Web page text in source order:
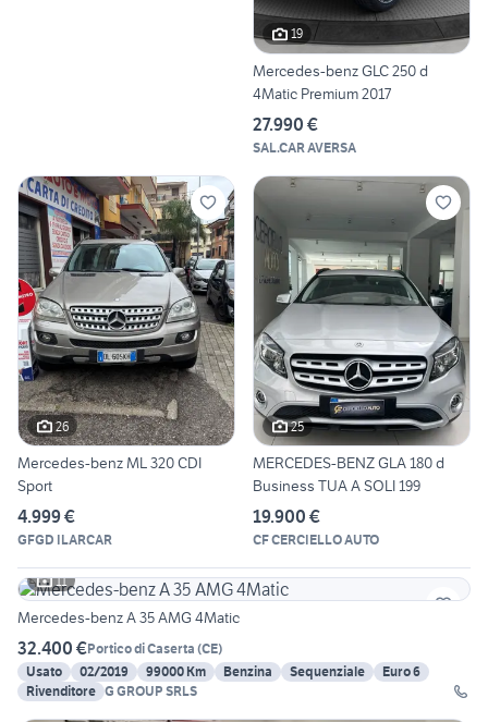
19
Mercedes-benz GLC 250 d
4Matic Premium 2017
27.990 €
SAL.CAR AVERSA
26
Mercedes-benz ML 320 CDI
Sport
4.999 €
GFGD ILARCAR
25
MERCEDES-BENZ GLA 180 d
Business TUA A SOLI 199
19.900 €
CF CERCIELLO AUTO
11
Mercedes-benz A 35 AMG 4Matic
32.400 €Portico di Caserta (CE)
Usato
02/2019 99000 Km Benzina Sequenziale
Euro 6
Rivenditore G GROUP SRLS